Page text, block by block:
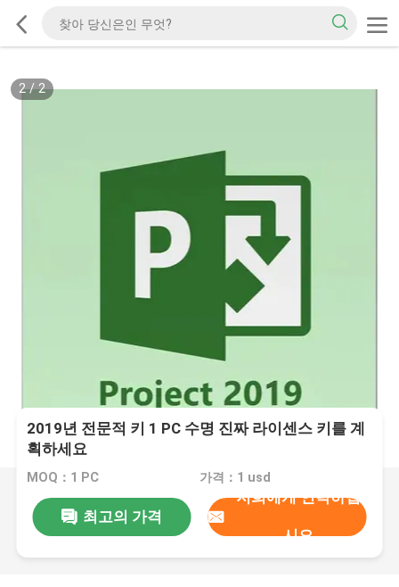
2/2
2019년 전문적 키 1 PC 수명 진짜 라이센스 키를 계
획하세요
MOQ：1 PC 가격：1 usd
최고의 가격
저희에게 연락하십
시오